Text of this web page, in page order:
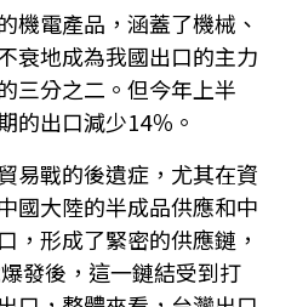
機電產品，涵蓋了機械、
衰地成為我國出口的主力
三分之二。但今年上半
的出口減少14％。
易戰的後遺症，尤其在資
國大陸的半成品供應和中
，形成了緊密的供應鏈，
發後，這一鏈結受到打